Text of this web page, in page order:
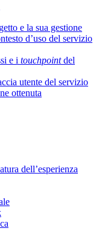
e la sua gestione
d’uso del servizio
e i touchpointdel
utente del servizio
ottenuta
dell’esperienza